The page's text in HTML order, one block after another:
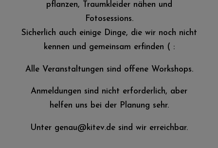
pflanzen, Traumkleider nähen und
Fotosessions.
Sicherlich auch einige Dinge, die wir noch nicht
kennen und gemeinsam erfinden ( :
Alle Veranstaltungen sind offene Workshops.
Anmeldungen sind nicht erforderlich, aber
helfen uns bei der Planung sehr.
Unter genau@kitev.de sind wir erreichbar.